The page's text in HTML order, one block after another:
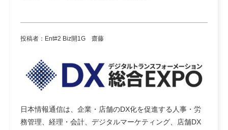
投稿者：Ent#2 Biz開1G 齋藤
日本情報通信は、企業・店舗のDX化を促進する人事・労
務管理、経理・会計、デジタルマーケティング、店舗DX